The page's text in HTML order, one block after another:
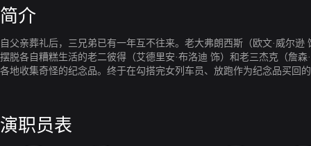
简介
自父亲葬礼后，三兄弟已有一年互不往来。老大弗朗西斯（欧文·威尔
摆脱各自糟糕生活的老二彼得（艾德里安·布洛迪 饰）和老三杰克（詹
各地收集奇怪的纪念品。终于在勾搭完女列车员、放跑作为纪念品买回
演职员表